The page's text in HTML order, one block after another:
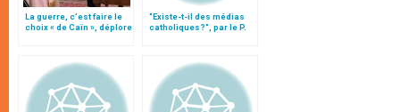
La guerre, c’est faire le
choix « de Caïn », déplore
"Existe-t-il des médias
catholiques?", par le P.